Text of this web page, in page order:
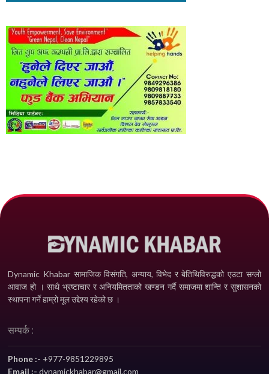
Dynamic Khabar सामाजिक विसंगति, अन्याय, विभेद­ र बेतिथिविरुद्धको एउटा सग्लो
आवाज हो । साथै भ्रष्टाचार र अनियमितताको खण्डन गर्दै समाजमा शान्ति र सुशासनको
स्थापना गर्ने हाम्रो मूल उद्देश्य रहेको छ ।
सम्पर्क :
Phone :- +977-9851229895
Email :-dynamickhabar@gmail.com